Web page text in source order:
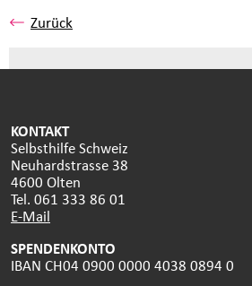
Zurück
KONTAKT
Selbsthilfe Schweiz
Neuhardstrasse 38
4600 Olten
Tel. 061 333 86 01
E-Mail
SPENDENKONTO
IBAN CH04 0900 0000 4038 0894 0